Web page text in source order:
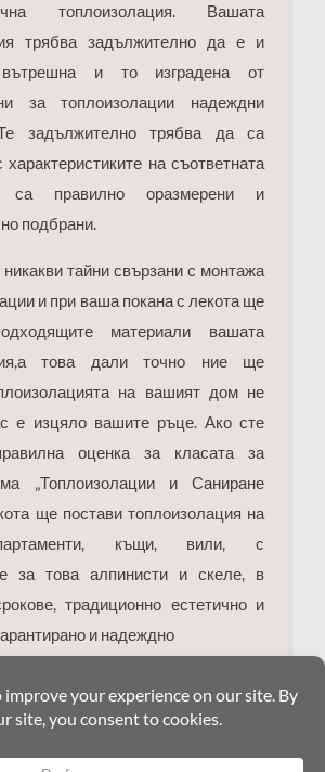
топлоизолация. Вашата
трябва задължително да е и
и то изградена от
за топлоизолации надеждни
задължително трябва да са
на съответната
са правилно оразмерени и
подбрани.
тайни свързани с монтажа
и при ваша покана с лекота ще
материали вашата
това дали точно ние ще
на вашият дом не
е изцяло вашите ръце. Ако сте
оценка за класата за
„Топлоизолации и Саниране
ще постави топлоизолация на
къщи, вили, с
за това алпинисти и скеле, в
традиционно естетично и
и надеждно
to ensure that we give you the best